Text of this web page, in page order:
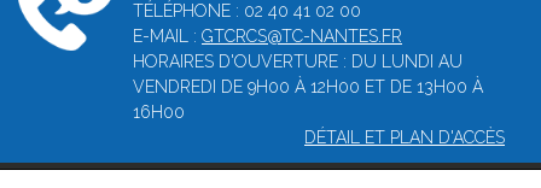
TÉLÉPHONE : 02 40 41 02 00
E-MAIL : GTCRCS@TC-NANTES.FR
HORAIRES D'OUVERTURE : DU LUNDI AU
VENDREDI DE 9H00 À 12H00 ET DE 13H00 À
16H00
DÉTAIL ET PLAN D'ACCÈS